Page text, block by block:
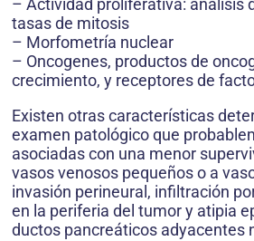
– Actividad proliferativa: análisis
tasas de mitosis
– Morfometría nuclear
– Oncogenes, productos de
crecimiento, y receptores de
Existen otras características
examen patológico que
asociadas con una menor
vasos venosos pequeños o a
invasión perineural, infiltración
en la periferia del tumor y atipia
ductos pancreáticos adyacentes